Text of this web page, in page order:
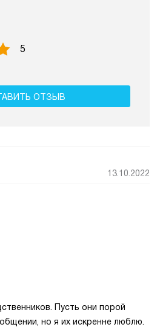
5
ОТЗЫВ
13.10.2022
Пусть они порой
но я их искренне люблю.